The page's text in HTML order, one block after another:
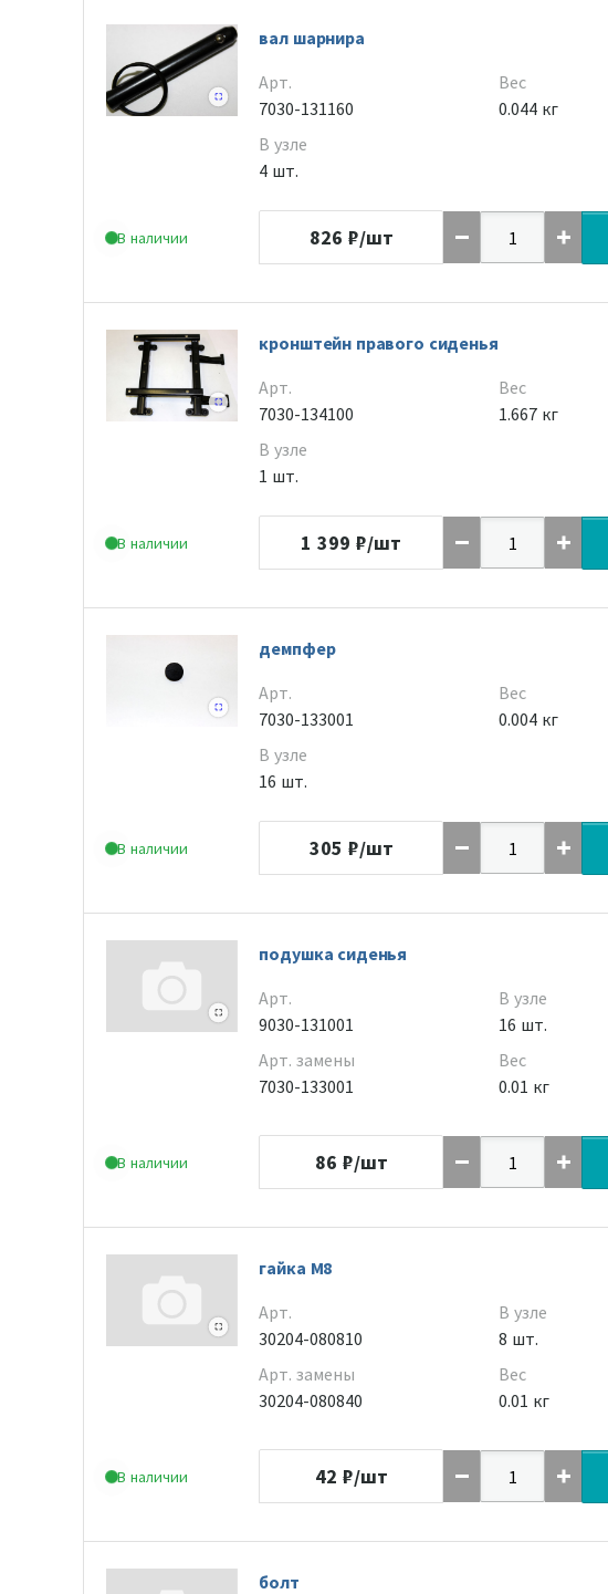
В наличии
вал шарнира
Арт.
7030-131160
В узле
4 шт.
Вес
0.044 кг
826 ₽/шт
В наличии
кронштейн правого сиденья
Арт.
7030-134100
В узле
1 шт.
Вес
1.667 кг
1 399 ₽/шт
В наличии
демпфер
Арт.
7030-133001
В узле
16 шт.
Вес
0.004 кг
305 ₽/шт
В наличии
подушка сиденья
Арт.
9030-131001
Арт. замены
7030-133001
В узле
16 шт.
Вес
0.01 кг
86 ₽/шт
В наличии
гайка M8
Арт.
30204-080810
Арт. замены
30204-080840
В узле
8 шт.
Вес
0.01 кг
42 ₽/шт
болт